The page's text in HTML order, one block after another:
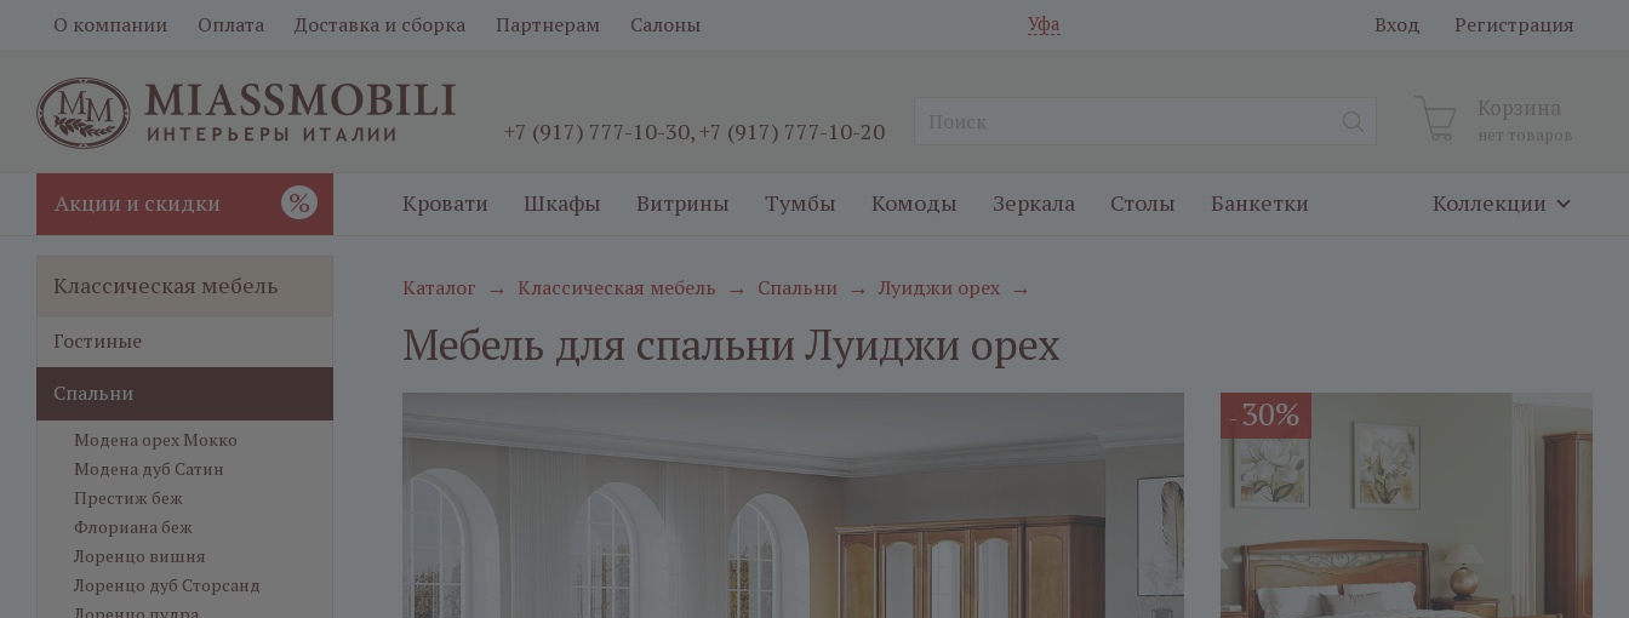
О компании Оплата Доставка и сборка Партнерам Салоны Уфа Вход Регистрация
+7 (917) 777-10-30,+7 (917) 777-10-20
Корзина
нет товаров
Акции и скидки % Кровати Шкафы Витрины Тумбы Комоды Зеркала Столы Банкетки Коллекции
Каталог → Классическая мебель → Спальни → Луиджи орех →
Мебель для спальни Луиджи орех
- 30%
Классическая мебель
Гостиные
Спальни
Модена орех Мокко
Модена дуб Сатин
Престиж беж
Флориана беж
Лоренцо вишня
Лоренцо дуб Сторсанд